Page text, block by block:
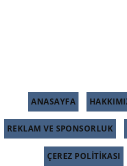
ANASAYFA
REKLAM VE SPONSORLUK
ÇEREZ POLITIKASI